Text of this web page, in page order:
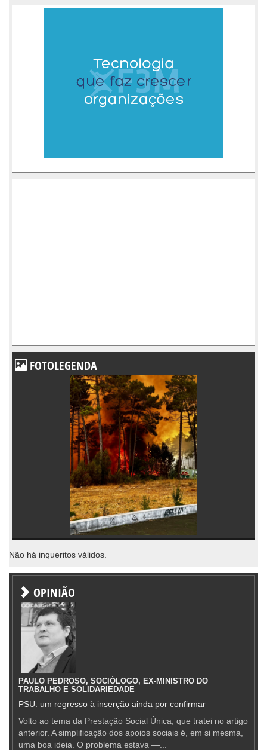
FOTOLEGENDA
Não há inqueritos válidos.
OPINIÃO
PAULO PEDROSO, SOCIÓLOGO, EX-MINISTRO DO
TRABALHO E SOLIDARIEDADE
PSU: um regresso à inserção ainda por confirmar
Volto ao tema da Prestação Social Única, que tratei no artigo
anterior. A simplificação dos apoios sociais é, em si mesma,
uma boa ideia. O problema estava —...